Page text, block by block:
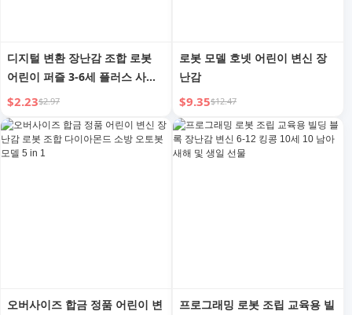
디지털 변환 장난감 조합 로봇
어린이 퍼즐 3-6세 플러스 사이
즈 남아 조립 글자 빌딩 블록 선
물
$2.23$2.97
로봇 모델 호넷 어린이 변신 장
난감
$9.35$12.47
오버사이즈 합금 정품 어린이 변
프로그래밍 로봇 조립 교육용 빌